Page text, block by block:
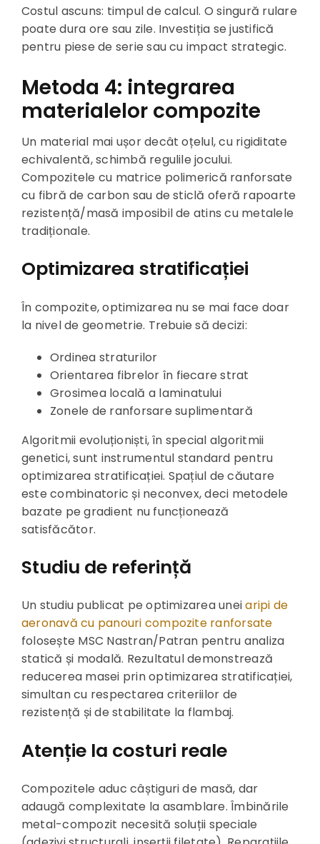
Costul ascuns: timpul de calcul. O singură rulare
poate dura ore sau zile. Investiția se justifică
pentru piese de serie sau cu impact strategic.
Metoda 4: integrarea
materialelor compozite
Un material mai ușor decât oțelul, cu rigiditate
echivalentă, schimbă regulile jocului.
Compozitele cu matrice polimerică ranforsate
cu fibră de carbon sau de sticlă oferă rapoarte
rezistență/masă imposibil de atins cu metalele
tradiționale.
Optimizarea stratificației
În compozite, optimizarea nu se mai face doar
la nivel de geometrie. Trebuie să decizi:
Ordinea straturilor
Orientarea fibrelor în fiecare strat
Grosimea locală a laminatului
Zonele de ranforsare suplimentară
Algoritmii evoluționiști, în special algoritmii
genetici, sunt instrumentul standard pentru
optimizarea stratificației. Spațiul de căutare
este combinatoric și neconvex, deci metodele
bazate pe gradient nu funcționează
satisfăcător.
Studiu de referință
Un studiu publicat pe optimizarea uneiaripi de
aeronavă cu panouri compozite ranforsate
folosește MSC Nastran/Patran pentru analiza
statică și modală. Rezultatul demonstrează
reducerea masei prin optimizarea stratificației,
simultan cu respectarea criteriilor de
rezistență și de stabilitate la flambaj.
Atenție la costuri reale
Compozitele aduc câștiguri de masă, dar
adaugă complexitate la asamblare. Îmbinările
metal-compozit necesită soluții speciale